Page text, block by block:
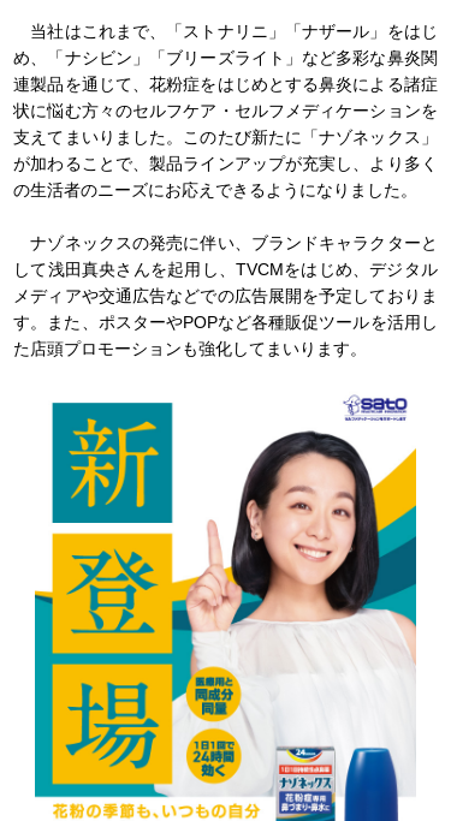
当社はこれまで、「ストナリニ」「ナザール」をはじ
め、「ナシビン」「ブリーズライト」など多彩な鼻炎関
連製品を通じて、花粉症をはじめとする鼻炎による諸症
状に悩む方々のセルフケア・セルフメディケーションを
支えてまいりました。このたび新たに「ナゾネックス」
が加わることで、製品ラインアップが充実し、より多く
の生活者のニーズにお応えできるようになりました。
ナゾネックスの発売に伴い、ブランドキャラクターと
して浅田真央さんを起用し、TVCMをはじめ、デジタル
メディアや交通広告などでの広告展開を予定しておりま
す。また、ポスターやPOPなど各種販促ツールを活用し
た店頭プロモーションも強化してまいります。